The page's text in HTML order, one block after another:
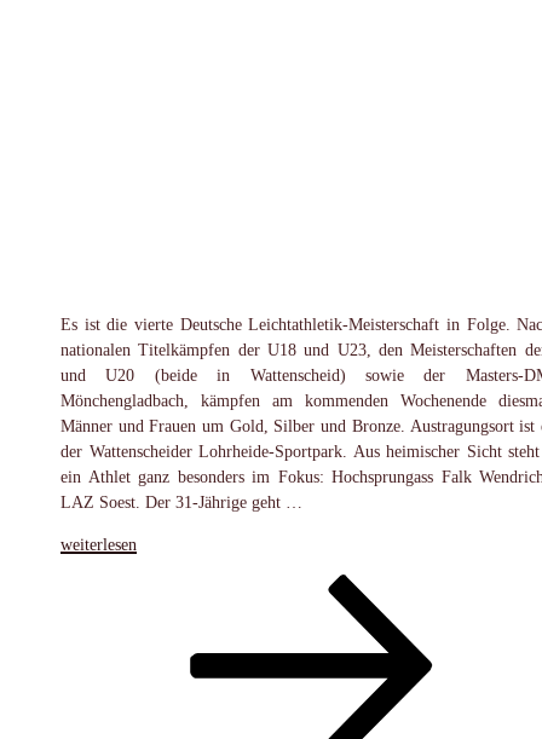
Es ist die vierte Deutsche Leichtathletik-Meisterschaft in Folge.
nationalen Titelkämpfen der U18 und U23, den Meisterschaften
und U20 (beide in Wattenscheid) sowie der Masters-
Mönchengladbach, kämpfen am kommenden Wochenende
Männer und Frauen um Gold, Silber und Bronze. Austragungsort ist
der Wattenscheider Lohrheide-Sportpark. Aus heimischer Sicht
ein Athlet ganz besonders im Fokus: Hochsprungass Falk
LAZ Soest. Der 31-Jährige geht …
„Wendrich
weiterlesen